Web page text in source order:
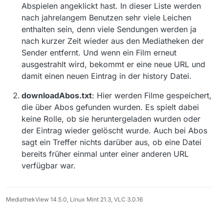
Sprich: Ich habe einen Film gelöscht, bevor er
gedownloaded wurde. Und nun wird er mir auch
zukünftig nicht mehr zum Download angezeigt, wenn
ich das Programm neu starte.
Ist das so?
Es macht ja Sinn, dass diese Filme nicht erneut
geladen werden, da man sie bereits einmal
offensichtlich nicht haben wollte.
Ich wollte nur abchecken, ob das das Vorgehen ist und
ich dann also diese Einträge aus der history.txt
entfernen muss, um sie erneut zum Download
Ich hatte die Downloads gelöscht, weil ich das
gewesen das Programm zu beenden mitten in einem
Download, also mit potentiell feherhaften Downloads,
die dann beim Neustart erneut geladen und
überschrieben werden, ja?
Vielen Dank!
Abspielen angeklickt hast. In dieser Liste werden
nach jahrelangem Benutzen sehr viele Leichen
enthalten sein, denn viele Sendungen werden ja
nach kurzer Zeit wieder aus den Mediatheken der
Sender entfernt. Und wenn ein Film erneut
ausgestrahlt wird, bekommt er eine neue URL und
damit einen neuen Eintrag in der history Datei.
downloadAbos.txt: Hier werden Filme gespeichert,
die über Abos gefunden wurden. Es spielt dabei
keine Rolle, ob sie heruntergeladen wurden oder
der Eintrag wieder gelöscht wurde. Auch bei Abos
sagt ein Treffer nichts darüber aus, ob eine Datei
bereits früher einmal unter einer anderen URL
verfügbar war.
MediathekView 14.5.0, Linux Mint 21.3, VLC 3.0.16